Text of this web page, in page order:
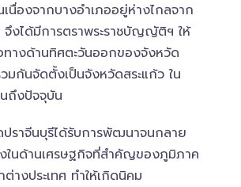
เนื่องจากบางอำเภออยู่ห่างไกลจาก
งได้มีการตราพระราชบัญญัติฯ ให้
ทางด้านทิศตะวันออกของจังหวัด
มกันจัดตั้งเป็นจังหวัดสระแก้ว ใน
ถึงปัจจุบัน
ราจีนบุรีได้รับการพัฒนาจนกลาย
งในด้านเศรษฐกิจที่สำคัญของภูมิภาค
างประเทศ ทำให้เกิดนิคม